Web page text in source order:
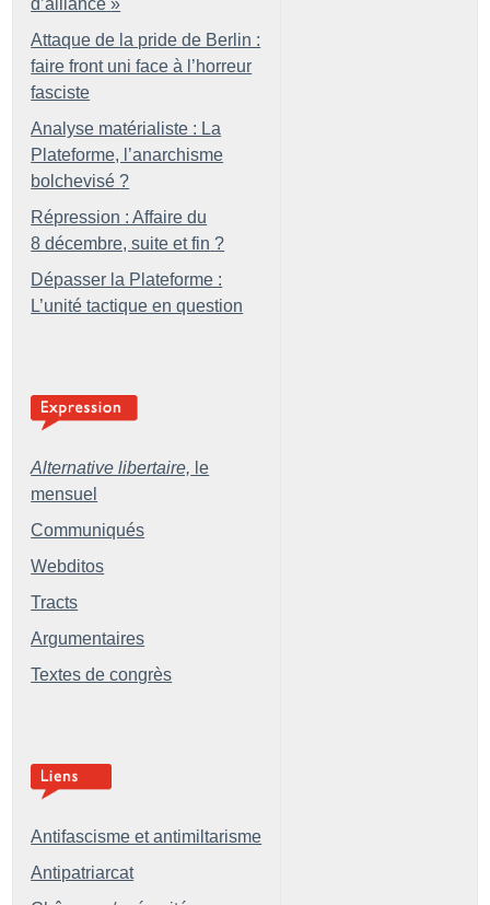
d’alliance »
Attaque de la pride de Berlin :
faire front uni face à l’horreur
fasciste
Analyse matérialiste : La
Plateforme, l’anarchisme
bolchevisé ?
Répression : Affaire du
8 décembre, suite et fin ?
Dépasser la Plateforme :
L’unité tactique en question
Alternative libertaire, le
mensuel
Communiqués
Webditos
Tracts
Argumentaires
Textes de congrès
Antifascisme et antimiltarisme
Antipatriarcat